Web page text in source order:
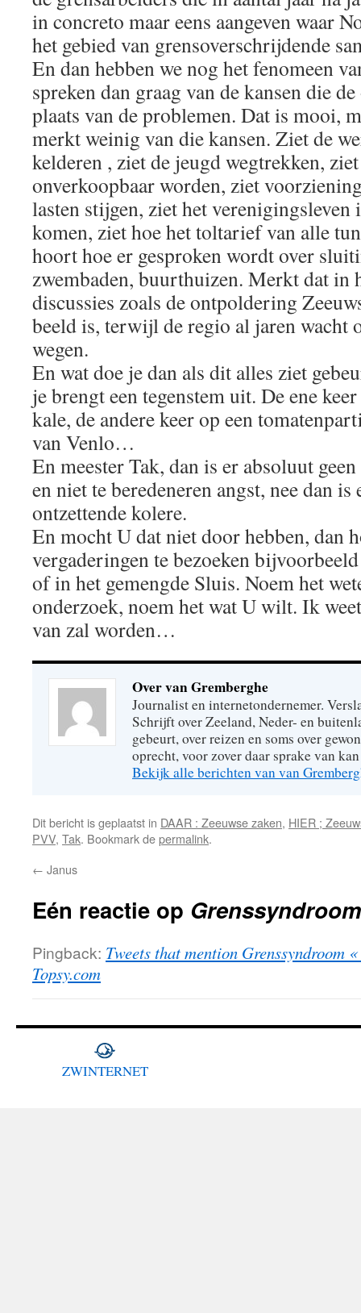
in concreto maar eens aangeven waar
het gebied van grensoverschrijdende
En dan hebben we nog het fenomeen
spreken dan graag van de kansen die
plaats van de problemen. Dat is mooi,
merkt weinig van die kansen. Ziet de
kelderen , ziet de jeugd wegtrekken,
onverkoopbaar worden, ziet
lasten stijgen, ziet het verenigingsleven
komen, ziet hoe het toltarief van alle
hoort hoe er gesproken wordt over
zwembaden, buurthuizen. Merkt dat in
discussies zoals de ontpoldering
beeld is, terwijl de regio al jaren wacht
wegen.
En wat doe je dan als dit alles ziet
je brengt een tegenstem uit. De ene
kale, de andere keer op een
van Venlo…
En meester Tak, dan is er absoluut
en niet te beredeneren angst, nee dan is
ontzettende kolere.
En mocht U dat niet door hebben, dan
vergaderingen te bezoeken
of in het gemengde Sluis. Noem het
onderzoek, noem het wat U wilt. Ik
van zal worden…
Over van Gremberghe
Journalist en internetondernemer.
Schrijft over Zeeland, Neder- en
gebeurt, over reizen en soms over
oprecht, voor zover daar sprake van
Bekijk alle berichten van van
Dit bericht is geplaatst in DAAR : Zeeuwse zaken, HIER ;
PVV, Tak. Bookmark depermalink.
← Janus
Eén reactie op
Pingback: Tweets that mention Grenssyndroom
Topsy.com
ZWINTERNET